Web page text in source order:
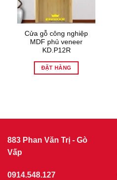
Cửa gỗ công nghiệp
MDF phủ veneer
KD.P12R
ĐẶT HÀNG
883 Phan Văn Trị - Gò
Vấp
0914.548.127